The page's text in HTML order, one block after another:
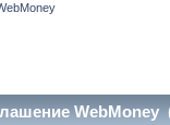
WebMoney